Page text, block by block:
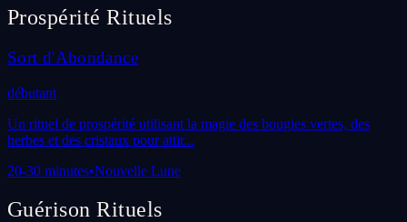
Prospérité Rituels
Sort d'Abondance
débutant
Un rituel de prospérité utilisant la magie des bougies vertes, des
herbes et des cristaux pour attir...
20-30 minutes•Nouvelle Lune
Guérison Rituels